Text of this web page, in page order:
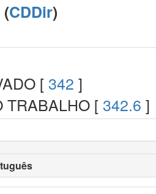
CDDir)
[ 342 ]
TRABALHO [ 342.6 ]